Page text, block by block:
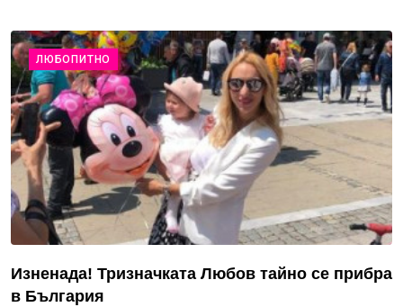
ЛЮБОПИТНО
Изненада! Тризначката Любов тайно се прибра
в България